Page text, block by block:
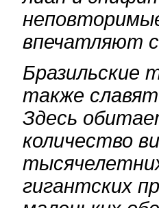
впечатляют
Бразильские
также
Здесь
количество
гигантских